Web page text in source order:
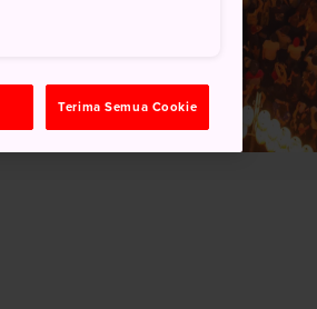
Terima Semua Cookie